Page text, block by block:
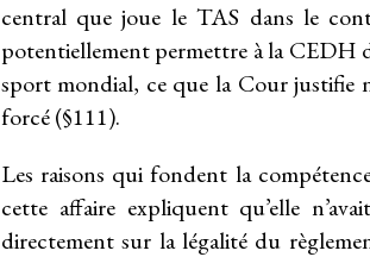
central que joue le TAS dans le
potentiellement permettre à la CEDH
sport mondial, ce que la Cour justifie
forcé (§111).
Les raisons qui fondent la
cette affaire expliquent qu’elle
directement sur la légalité du